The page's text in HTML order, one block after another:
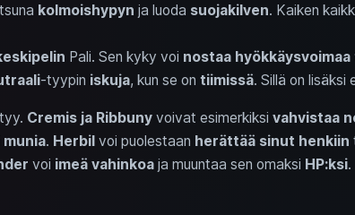
kolmoishypyn ja luoda suojakilven. Kaiken
Pali. Sen kyky voi nostaa
-tyypin iskuja, kun se on tiimissä. Sillä on lisäksi
Cremis ja Ribbunyvoivat esimerkiksi vahvistaa
. Herbilvoi puolestaan herättää sinut henkiin
voi imeä vahinkoaja muuntaa sen omaksi HP:ksi.